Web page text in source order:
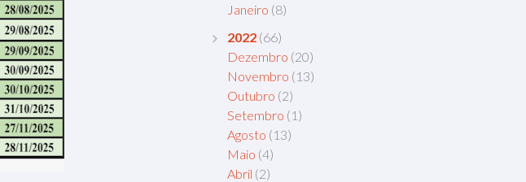
Janeiro (8)
2022 (66)
Dezembro (20)
Novembro (13)
Outubro (2)
Setembro (1)
Agosto (13)
Maio (4)
Abril (2)